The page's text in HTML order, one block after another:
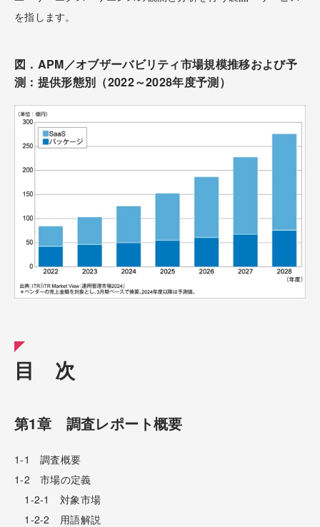
を指します。
図．APM／オブザーバビリティ市場規模推移および予
測：提供形態別（2022～2028年度予測）
目 次
第1章 調査レポート概要
1-1 調査概要
1-2 市場の定義
1-2-1 対象市場
1-2-2 用語解説